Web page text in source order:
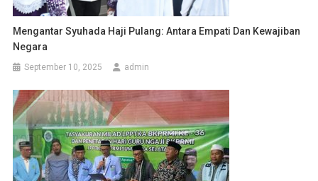
Mengantar Syuhada Haji Pulang: Antara Empati Dan Kewajiban
Negara
September 10, 2025 admin